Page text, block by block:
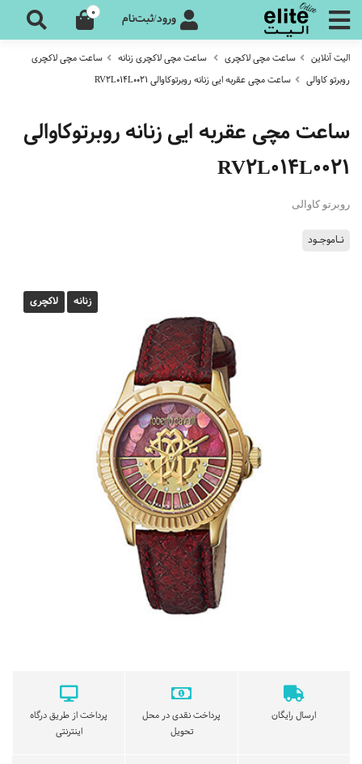
ورود/ثبت‌نام 0
الیت آنلاین ساعت مچی لاکچری ساعت مچی لاکچری زنانه
ساعت مچی لاکچری
روبرتو کاوالی
ساعت مچی عقربه ایی زنانه روبرتوکاوالی RV2L014L0021
ساعت مچی عقربه ایی زنانه روبرتوکاوالی
RV2L014L0021
روبرتو کاوالی
نـاموجـود
زنانه لاکچری
ارسال رایگان
پرداخت نقدی در محل
تحویل
پرداخت از طریق درگاه
اینترنتی